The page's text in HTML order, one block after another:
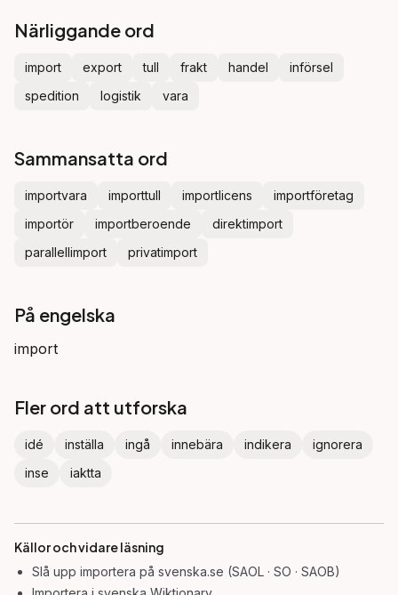
Närliggande ord
import export tull frakt handel
införsel
spedition
logistik vara
Sammansatta ord
importvara importtull importlicens
importföretag
importör
importberoende
direktimport
parallellimport
privatimport
På engelska
import
Fler ord att utforska
idé inställa ingå innebära indikera
ignorera
inse
iaktta
Källor och vidare läsning
Slå upp importera på svenska.se (SAOL · SO · SAOB)